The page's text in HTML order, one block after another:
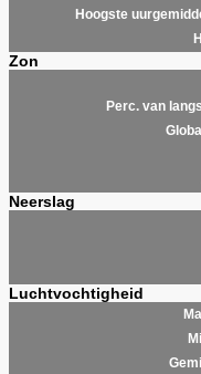
Hoogste
Zon
Perc. van
Neerslag
Luchtvochtigheid